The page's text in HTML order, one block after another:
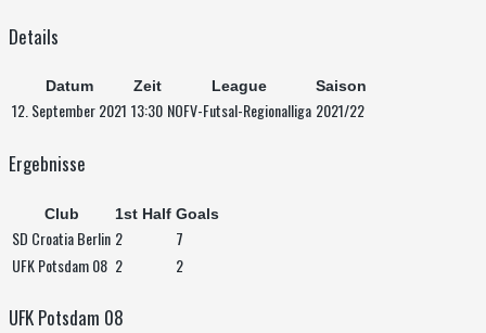
Details
Datum Zeit League Saison
12. September 2021 13:30 NOFV-Futsal-Regionalliga 2021/22
Ergebnisse
Club 1st Half Goals
SD Croatia Berlin 2
7
UFK Potsdam 08 2 2
UFK Potsdam 08